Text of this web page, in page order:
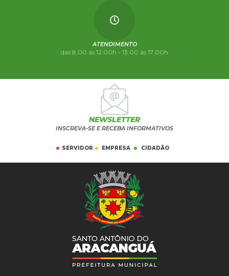
ATENDIMENTO
das 8:00 às 12:00h - 13:00 às 17:00h
NEWSLETTER
INSCREVA-SE E RECEBA INFORMATIVOS
SERVIDOR EMPRESA CIDADÃO